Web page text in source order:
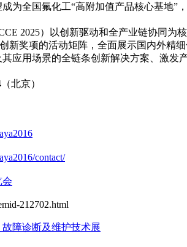
为全国氟化工“高附加值产品核心基地”
2025）以创新驱动和全产业链协同
新奖项的活动矩阵，全面展示国内外精
应用场景的全链条创新解决方案、激
北京）
contact/
会
212702.html
障诊断及维护技术展